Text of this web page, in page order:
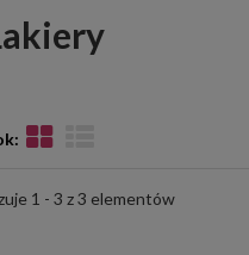
1 - 3 z 3 elementów